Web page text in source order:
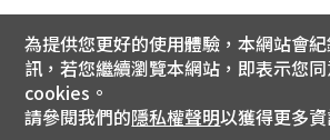
為提供您更好的使用體驗，本網站會
訊，若您繼續瀏覽本網站，即表示您
cookies。
請參閱我們的隱私權聲明以獲得更多資